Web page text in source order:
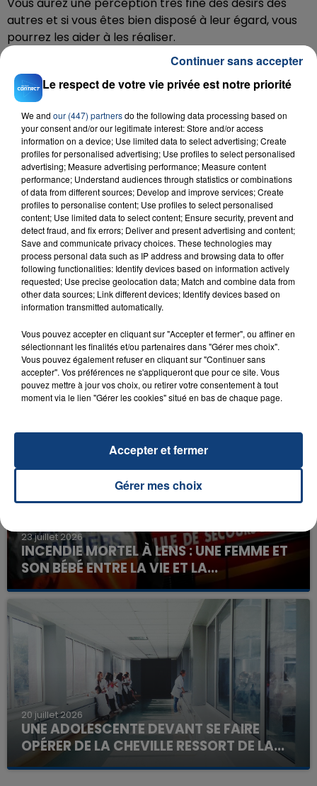
autres et si vous êtes bien disposé à leur égard, vous
pourrez les aider à les réaliser.
Moves Like Jagger
MAROON 5
RADIO CONTACT
FIL D'ACTU
23 juillet 2026
INCENDIE MORTEL À LENS : UNE FEMME ET
SON BÉBÉ ENTRE LA VIE ET LA...
Un homme s'est immolé par le feu après avoir
aspergé sa compagne et leur bébé de trois mois
d'un liquide inflammable.
20 juillet 2026
UNE ADOLESCENTE DEVANT SE FAIRE
OPÉRER DE LA CHEVILLE RESSORT DE LA...
La famille a porté plainte contre la clinique qui a
Le respect de votre vie privée est notre priorité
We and our (447) partnersdo the following data processing based on
your consent and/or our legitimate interest: Store and/or access
information on a device; Use limited data to select advertising; Create
profiles for personalised advertising; Use profiles to select personalised
advertising; Measure advertising performance; Measure content
performance; Understand audiences through statistics or combinations
of data from different sources; Develop and improve services; Create
profiles to personalise content; Use profiles to select personalised
content; Use limited data to select content; Ensure security, prevent and
detect fraud, and fix errors; Deliver and present advertising and content;
Save and communicate privacy choices. These technologies may
process personal data such as IP address and browsing data to offer
following functionalities: Identify devices based on information actively
requested; Use precise geolocation data; Match and combine data from
other data sources; Link different devices; Identify devices based on
information transmitted automatically.
Vous pouvez accepter en cliquant sur "Accepter et fermer", ou affiner en
sélectionnant les finalités et/ou partenaires dans "Gérer mes choix".
Vous pouvez également refuser en cliquant sur "Continuer sans
accepter". Vos préférences ne s'appliqueront que pour ce site. Vous
pouvez mettre à jour vos choix, ou retirer votre consentement à tout
moment via le lien "Gérer les cookies" situé en bas de chaque page.
Gérer mes choix
Accepter et fermer
Continuer sans accepter